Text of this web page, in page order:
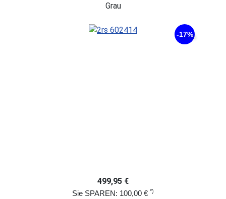
Grau
-17%
499,95 €
Sie SPAREN: 100,00 € *)